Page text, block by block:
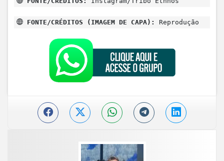
FONTE/CRÉDITOS (IMAGEM DE CAPA): Reprodução